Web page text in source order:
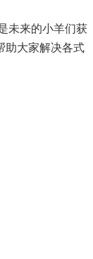
未来的小羊们获
助大家解决各式